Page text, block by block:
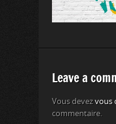
Leave a
Vous devez vous
commentaire.